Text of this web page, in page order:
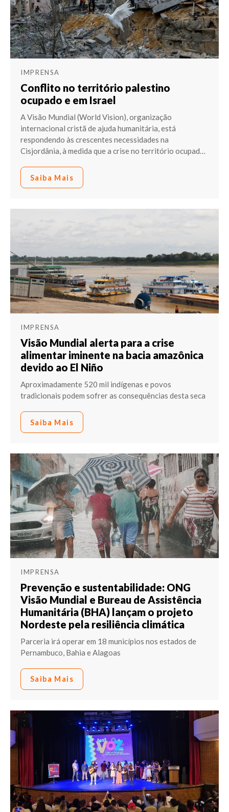
IMPRENSA
Conflito no território palestino
ocupado e em Israel
A Visão Mundial (World Vision), organização
internacional cristã de ajuda humanitária, está
respondendo às crescentes necessidades na
Cisjordânia, à medida que a crise no território ocupad…
Saiba Mais
IMPRENSA
Visão Mundial alerta para a crise
alimentar iminente na bacia amazônica
devido ao El Niño
Aproximadamente 520 mil indígenas e povos
tradicionais podem sofrer as consequências desta seca
Saiba Mais
IMPRENSA
Prevenção e sustentabilidade: ONG
Visão Mundial e Bureau de Assistência
Humanitária (BHA) lançam o projeto
Nordeste pela resiliência climática
Parceria irá operar em 18 municípios nos estados de
Pernambuco, Bahia e Alagoas
Saiba Mais